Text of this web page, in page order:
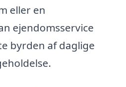
eller en
ejendomsservice
byrden af daglige